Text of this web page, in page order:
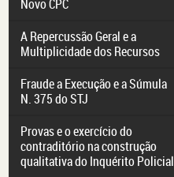
Novo CPC
A Repercussão Geral e a
Multiplicidade dos Recursos
Fraude a Execução e a Súmula
N. 375 do STJ
Provas e o exercício do
contraditório na construção
qualitativa do Inquérito Policial